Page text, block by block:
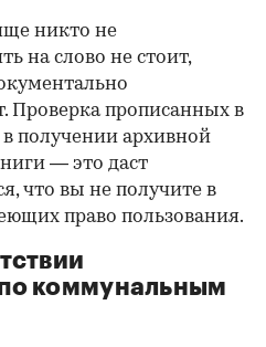
никто не
на слово не стоит,
Проверка прописанных в
получении архивной
— это даст
что вы не получите в
право пользования.
коммунальным